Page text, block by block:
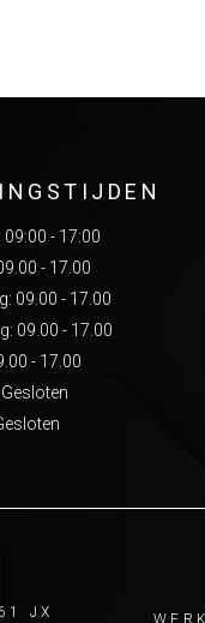
- 17:00
- 17.00
09.00 - 17.00
09.00 - 17.00
- 17.00
JX